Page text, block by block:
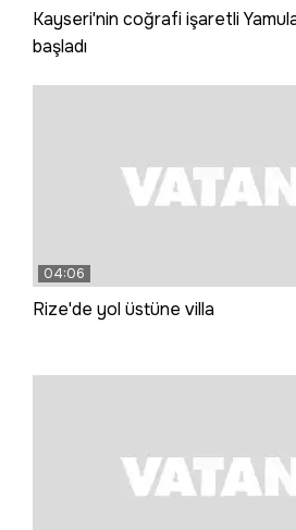
Kayseri'nin coğrafi işaretli
başladı
04:06
Rize'de yol üstüne villa